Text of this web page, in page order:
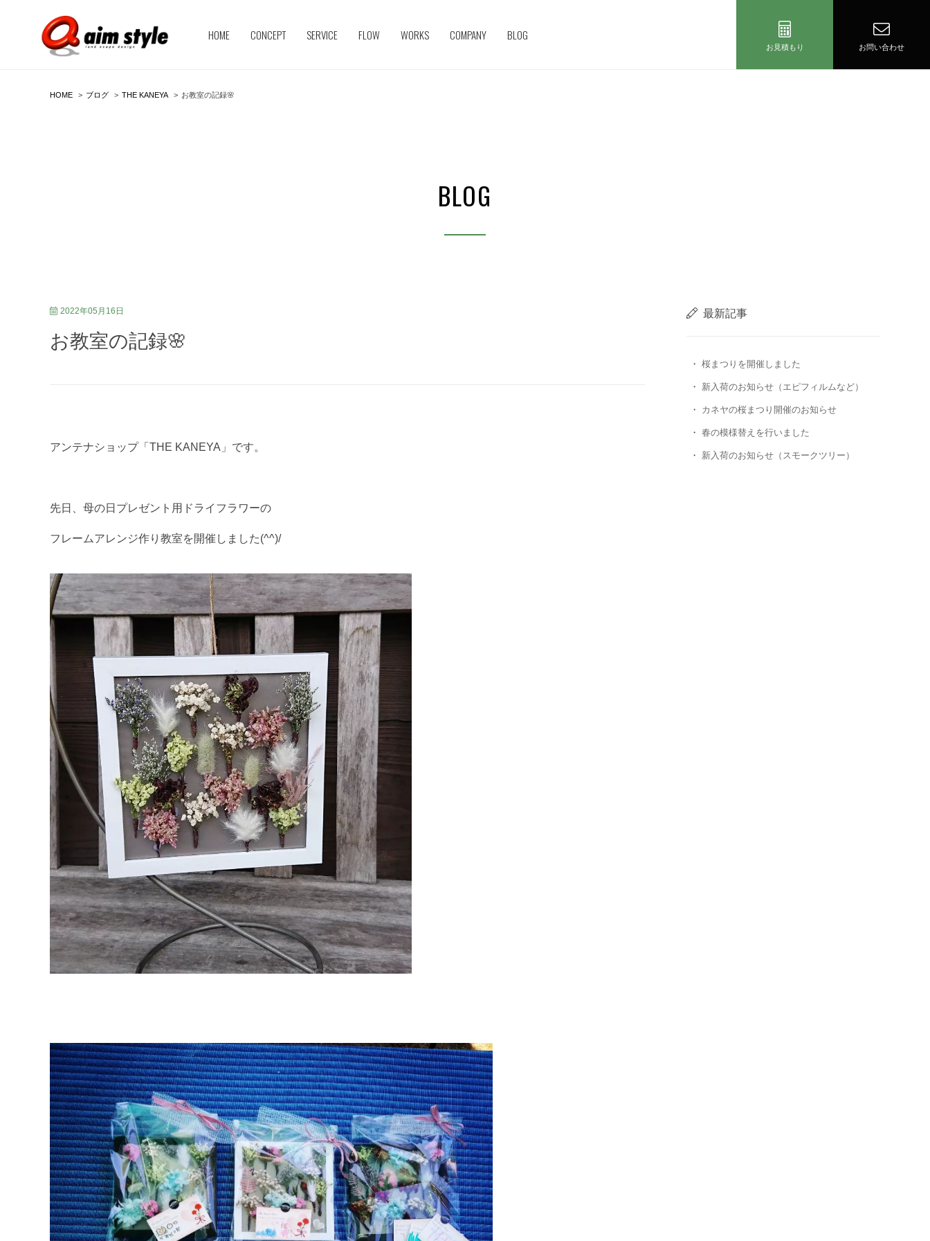
HOME CONCEPT SERVICE FLOW WORKS COMPANY BLOG
お見積もり お問い合わせ
HOME ブログ THE KANEYA お教室の記録🌸
BLOG
2022年05月16日
お教室の記録🌸
アンテナショップ「THE KANEYA」です。
先日、母の日プレゼント用ドライフラワーの
フレームアレンジ作り教室を開催しました(^^)/
最新記事
桜まつりを開催しました
新入荷のお知らせ（エピフィルムなど）
カネヤの桜まつり開催のお知らせ
春の模様替えを行いました
新入荷のお知らせ（スモークツリー）